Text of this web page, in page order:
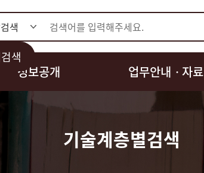
색
정보공개 업무안내ㆍ자료
기술계층별검색